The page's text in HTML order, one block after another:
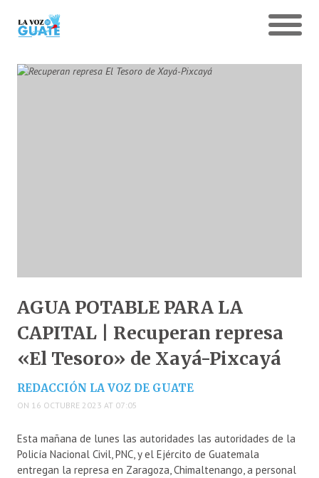
AGUA POTABLE PARA LA
CAPITAL | Recuperan represa
«El Tesoro» de Xayá-Pixcayá
REDACCIÓN LA VOZ DE GUATE
ON 16 OCTUBRE 2023 AT 07:05
Esta mañana de lunes las autoridades las autoridades de la
Policía Nacional Civil, PNC, y el Ejército de Guatemala
entregan la represa en Zaragoza, Chimaltenango, a personal